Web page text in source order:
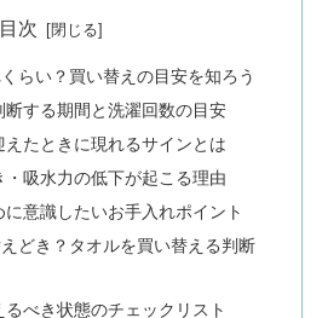
目次
らい？買い替えの目安を知ろう
断する期間と洗濯回数の目安
えたときに現れるサインとは
・吸水力の低下が起こる理由
意識したいお手入れポイント
どき？タオルを買い替える判断
るべき状態のチェックリスト